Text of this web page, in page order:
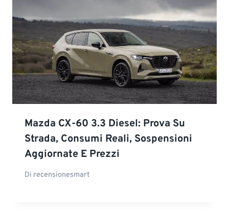
Mazda CX-60 3.3 Diesel: Prova Su
Strada, Consumi Reali, Sospensioni
Aggiornate E Prezzi
Di recensionesmart